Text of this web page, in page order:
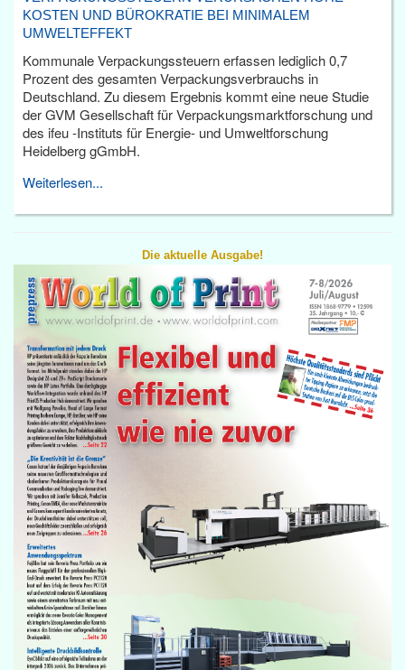
KOSTEN UND BÜROKRATIE BEI MINIMALEM
UMWELTEFFEKT
Kommunale Verpackungssteuern erfassen lediglich 0,7
Prozent des gesamten Verpackungsverbrauchs in
Deutschland. Zu diesem Ergebnis kommt eine neue Studie
der GVM Gesellschaft für Verpackungsmarktforschung und
des ifeu -Instituts für Energie- und Umweltforschung
Heidelberg gGmbH.
Weiterlesen...
Die aktuelle Ausgabe!